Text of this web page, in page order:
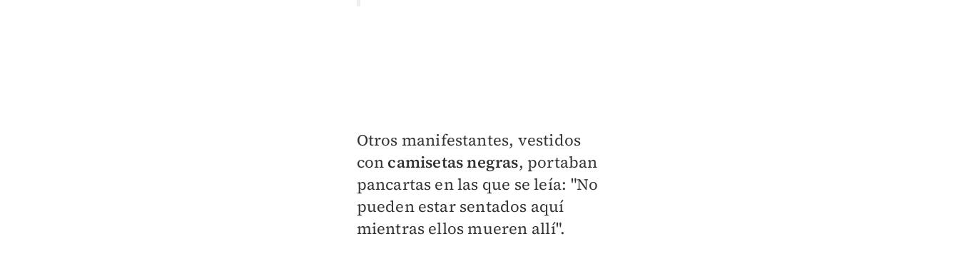
Otros manifestantes, vestidos
con camisetas negras, portaban
pancartas en las que se leía: "No
pueden estar sentados aquí
mientras ellos mueren allí".